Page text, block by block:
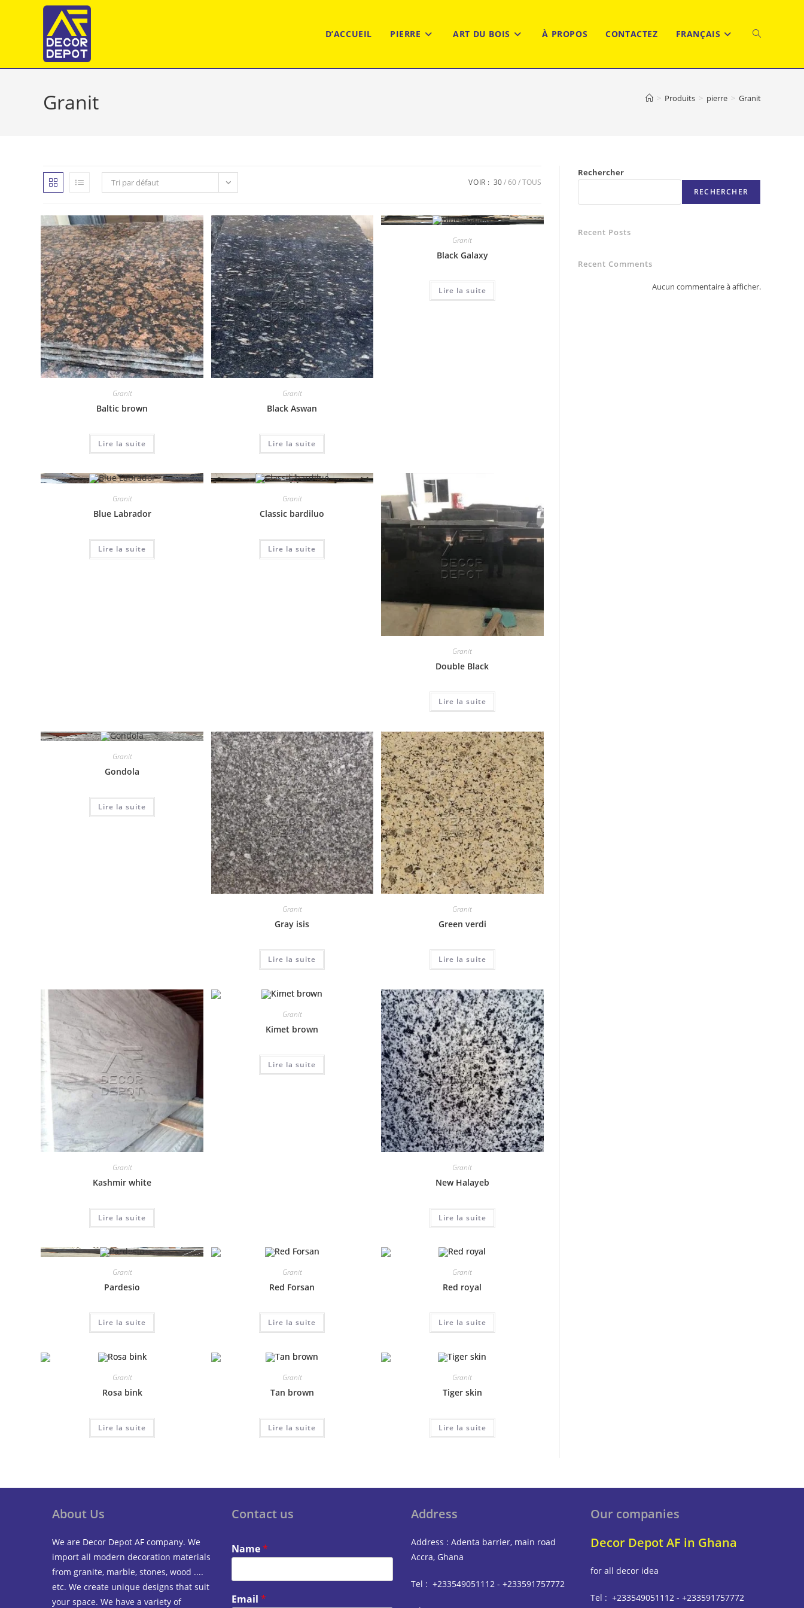
D’ACCUEIL PIERRE ART DU BOIS À PROPOS CONTACTEZ FRANÇAIS TOGGLE
WEBSITE
Granit > Produits > pierre > Granit
Tri par défaut VOIR : 30 60 TOUS
Granit
Baltic brown
Lire la suite
Granit
Black Aswan
Lire la suite
Granit
Black Galaxy
Lire la suite
Granit
Blue Labrador
Lire la suite
Granit
Classic bardiluo
Lire la suite
Granit
Double Black
Lire la suite
Granit
Gondola
Lire la suite
Granit
Gray isis
Lire la suite
Granit
Green verdi
Lire la suite
Granit
Kashmir white
Lire la suite
Granit
Kimet brown
Lire la suite
Granit
New Halayeb
Lire la suite
Granit
Pardesio
Lire la suite
Granit
Red Forsan
Lire la suite
Granit
Red royal
Lire la suite
Granit
Rosa bink
Lire la suite
Granit
Tan brown
Lire la suite
Granit
Tiger skin
Lire la suite
Rechercher
RECHERCHER
Recent Posts
Recent Comments
Aucun commentaire à afficher.
About Us
We are Decor Depot AF company. We
import all modern decoration materials
from granite, marble, stones, wood ....
etc. We create unique designs that suit
your space. We have a variety of
Contact us
Name*
Email *
Address
Address : Adenta barrier, main road
Accra, Ghana
Tel : +233549051112 - +233591757772
Our companies
Decor Depot AF in Ghana
for all decor idea
Tel : +233549051112 - +233591757772